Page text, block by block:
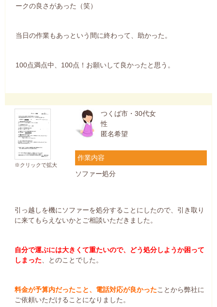
ークの良さがあった（笑）
当日の作業もあっという間に終わって、助かった。
100点満点中、100点！お願いして良かったと思う。
※クリックで拡大
つくば市・30代女
性
匿名希望
作業内容
ソファー処分
引っ越しを機にソファーを処分することにしたので、引き取り
に来てもらえないかとご相談いただきました。
自分で運ぶには大きくて重たいので、どう処分しようか困って
しまった 、とのことでした。
料金が予算内だったこと、電話対応が良かったことから弊社に
ご依頼いただけることになりました。